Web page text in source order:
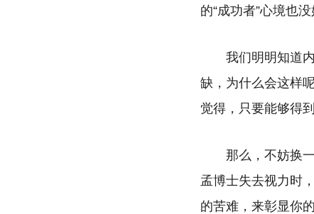
的“成功者”心境也
我们明明知道
缺，为什么会这样
觉得，只要能够得
那么，不妨换
孟博士失去视力时
的苦难，来彰显你